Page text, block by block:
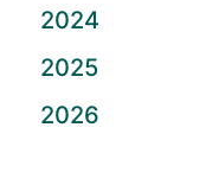
2024
2025
2026